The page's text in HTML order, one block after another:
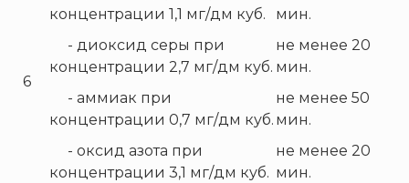
6
концентрации 1,1 мг/дм куб.
- диоксид серы при
концентрации 2,7 мг/дм куб.
- аммиак при
концентрации 0,7 мг/дм куб.
- оксид азота при
концентрации 3,1 мг/дм куб.
мин.
не менее 20
мин.
не менее 50
мин.
не менее 20
мин.